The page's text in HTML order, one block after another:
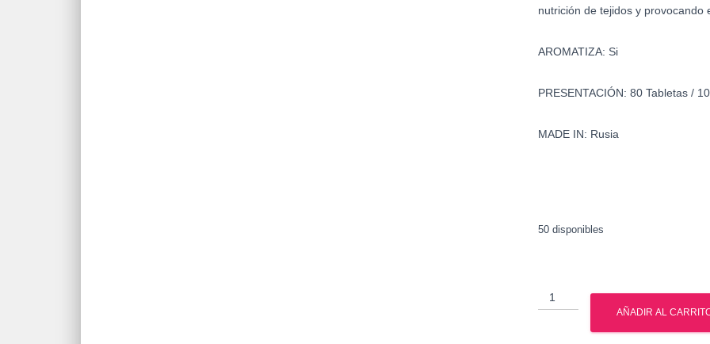
nutrición de tejidos y provocando
AROMATIZA: Si
PRESENTACIÓN: 80 Tabletas /
MADE IN: Rusia
50 disponibles
Oximetolona
-
AÑADIR AL